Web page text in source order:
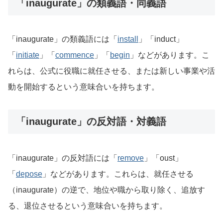
「inaugurate」の類義語・同義語
「inaugurate」の類義語には「 install
」「induct」
「 initiate 」「 commence 」「 begin 」などがあります。こ
れらは、公式に役職に就任させる、または新しい事業や活
動を開始するという意味合いを持ちます。
「inaugurate」の反対語・対義語
「inaugurate」の反対語には「 remove 」「oust」
「 depose 」などがあります。これらは、就任させる
（inaugurate）の逆で、地位や職から取り除く、追放す
る、退位させるという意味合いを持ちます。